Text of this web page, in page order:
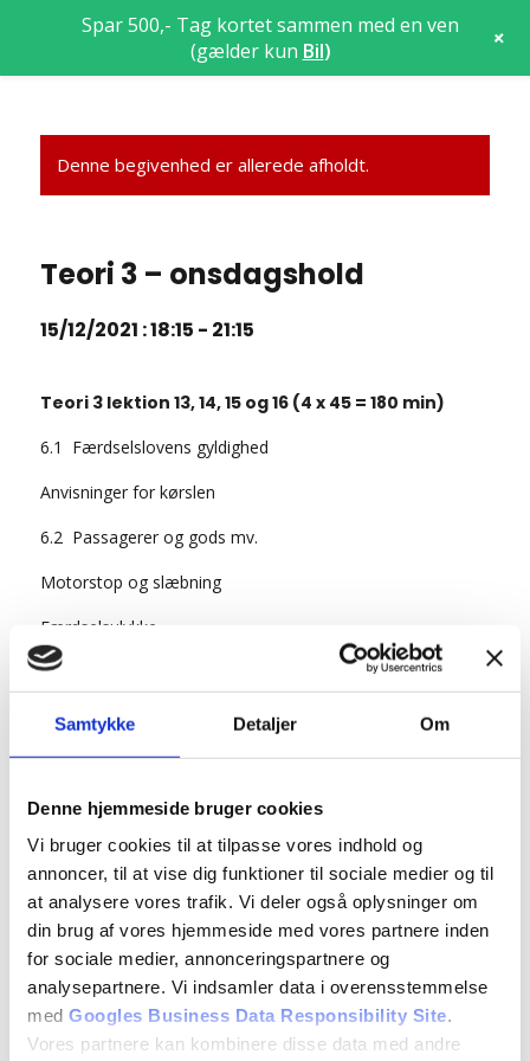
Samtykke Detaljer Om
Denne hjemmeside bruger cookies
Vi bruger cookies til at tilpasse vores indhold og
annoncer, til at vise dig funktioner til sociale medier og til
at analysere vores trafik. Vi deler også oplysninger om
din brug af vores hjemmeside med vores partnere inden
for sociale medier, annonceringspartnere og
analysepartnere. Vi indsamler data i overensstemmelse
med Googles Business Data Responsibility Site.
Vores partnere kan kombinere disse data med andre
Denne begivenhed er allerede afholdt.
Teori 3 – onsdagshold
15/12/2021 : 18:15 - 21:15
Teori 3 lektion 13, 14, 15 og 16 (4 x 45 = 180 min)
6.1 Færdselslovens gyldighed
Anvisninger for kørslen
6.2 Passagerer og gods mv.
Motorstop og slæbning
Færdselsulykke
Forsikringspligt
Grundregler for færdslen
Fare, ulempe og unødig ulempe
Signalgivning og brug af lys
Fri passage for bestemte trafikarter
7.1 Igangsætning og standsning ved kørebanekant
7.2 Placering under ligeud kørsel
7.3 Hastighed under ligeud kørsel
7.4 Vognbaneskift og sammenfletning
Spar 500,- Tag kortet sammen med en ven
(gælder kun Bil) +